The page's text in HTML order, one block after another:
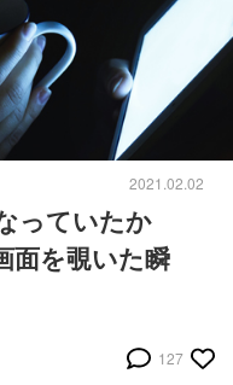
2021.02.02
っていたか
面を覗いた瞬
127